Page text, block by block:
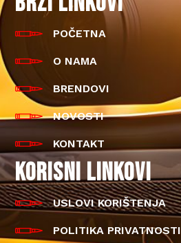
POČETNA
O NAMA
BRENDOVI
NOVOSTI
KONTAKT
KORISNI LINKOVI
USLOVI KORIŠTENJA
POLITIKA PRIVATNOSTI